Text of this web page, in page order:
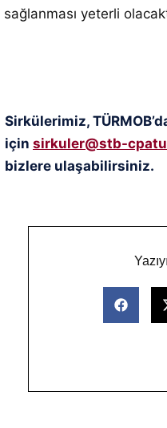
sağlanması yeterli
Sirkülerimiz,
için sirkuler@stb-
bizlere ulaşabilirsiniz.